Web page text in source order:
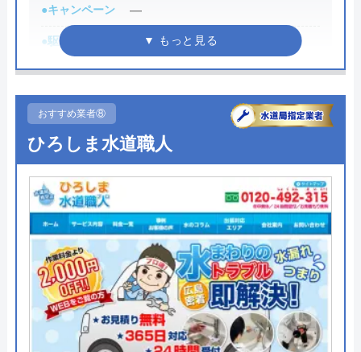
公式サイトを見る
0120-30-20-30
受付時間 24時間365日いつでも対応
広島水道センターの基本情報
運営会社 株式会社上下水道センター
代表者 蔦本幹夫
創業・設立 2003年
所在地
〒733-0812
広島県広島市西区己斐本町2-16-10
対応エリア 広島県内
●キャンペーン ―
●駆けつけ時間
●受付時間
平日8:00〜21:00／土日祝8:00〜
19:00
●定休日
●出張見積もり 見積もり無料
●支払い方法
●累計実績 有り
●保証・保険 ―
詳細は公式HPでご確認ください
おたすけステーション365がおすすめの理由
おすすめ業者⑧
ひろしま水道職人